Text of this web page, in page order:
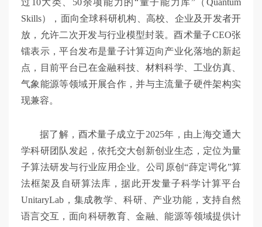
过10大类、50余项能力的“量子能力库”（Quantum
Skills），面向全球科研机构、高校、企业及开发者开
放，允许二次开发与行业模型封装。酉术量子CEO张
镭表示，平台发布是量子计算迈向产业化落地的新起
点，目前平台已在金融科技、材料科学、工业仿真、
气象能源等领域开展合作，并与主流量子硬件架构实
现兼容。
据了解，酉术量子成立于2025年，由上海交通大
学科研团队发起，依托交大创新创业生态，定位为量
子算法研发与行业应用企业。公司原创“薛定谔化”算
法框架及自研算法库，据此开发量子科学计算平台
UnitaryLab，集成教学、科研、产业功能，支持自然
语言交互，面向科研教育、金融、能源等领域提供计